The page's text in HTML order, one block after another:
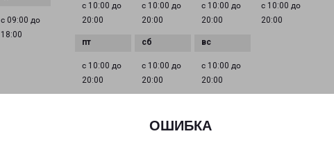
ОШИБКА
с 09:00 до
18:00
с 10:00 до
20:00
с 10:00 до
20:00
с 10:00 до
20:00
с 10:00 до
20:00
с 10:00 до
20:00
с 10:00 до
20:00
с 10:00 до
20:00